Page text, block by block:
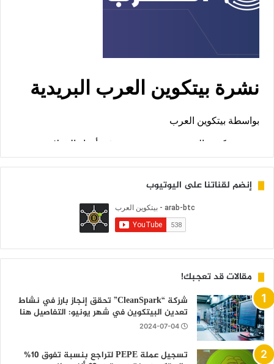
إنضم لقناتنا على اليوتيوب
مقالات قد تعجبك!
شركة “CleanSpark” تحقق إنجاز بارز في نشاط
تعدين البيتكوين في شهر يونيو: التفاصيل هنا
2024-07-04
تسجيل عملة PEPE لتراجع بنسبة تفوق 10%